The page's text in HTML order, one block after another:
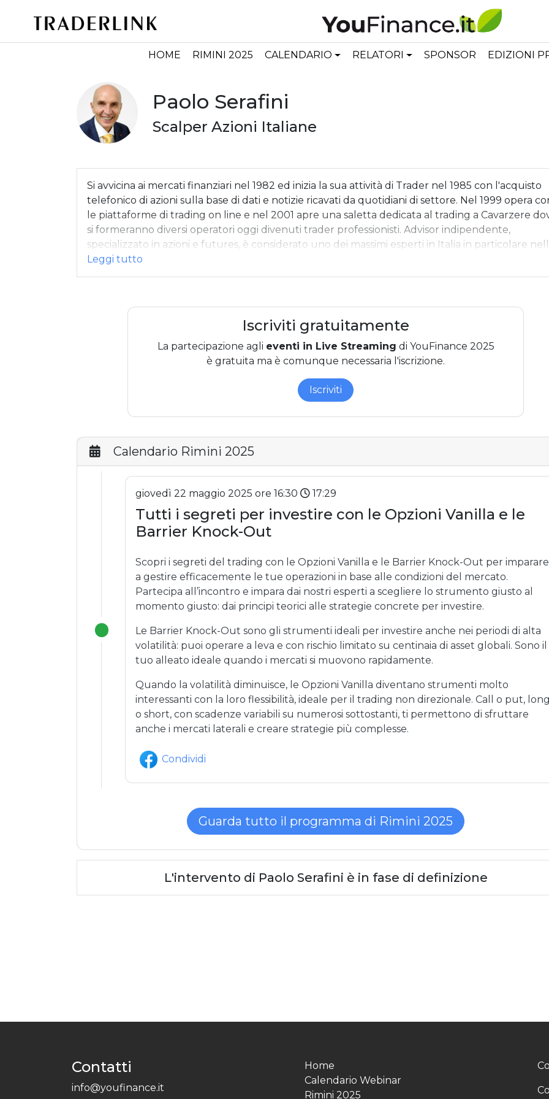
HOME RIMINI 2025 CALENDARIO RELATORI SPONSOR EDIZIONI
Paolo Serafini
Scalper Azioni Italiane
Si avvicina ai mercati finanziari nel 1982 ed inizia la sua attività di Trader nel 1985 con l'acquisto
telefonico di azioni sulla base di dati e notizie ricavati da quotidiani di settore. Nel 1999 opera
le piattaforme di trading on line e nel 2001 apre una saletta dedicata al trading a Cavarzere
si formeranno diversi operatori oggi divenuti trader professionisti. Advisor indipendente,
specializzato in azioni e futures, è considerato uno dei massimi esperti in Italia in particolare
metodologia “scalping”. Da anni partecipa con successo a diverse competizioni di trading - 1°
classificato Top Trader di Borsa nel 2003. Fondatore del sitowww.topborsa.it. Tra le altre
Iscriviti gratuitamente
La partecipazione agli eventi in Live Streaming di YouFinance 2025
è gratuita ma è comunque necessaria l'iscrizione.
Iscriviti
Calendario Rimini 2025
giovedì 22 maggio 2025 ore 16:30 17:29
Tutti i segreti per investire con le Opzioni Vanilla e le
Barrier Knock-Out
Scopri i segreti del trading con le Opzioni Vanilla e le Barrier Knock-Out per imparare
a gestire efficacemente le tue operazioni in base alle condizioni del mercato.
Partecipa all’incontro e impara dai nostri esperti a scegliere lo strumento giusto al
momento giusto: dai principi teorici alle strategie concrete per investire.
Le Barrier Knock-Out sono gli strumenti ideali per investire anche nei periodi di alta
volatilità: puoi operare a leva e con rischio limitato su centinaia di asset globali. Sono il
tuo alleato ideale quando i mercati si muovono rapidamente.
Quando la volatilità diminuisce, le Opzioni Vanilla diventano strumenti molto
interessanti con la loro flessibilità, ideale per il trading non direzionale. Call o put,
o short, con scadenze variabili su numerosi sottostanti, ti permettono di sfruttare
anche i mercati laterali e creare strategie più complesse.
Condividi
Guarda tutto il programma di Rimini 2025
L'intervento di Paolo Serafini è in fase di definizione
Contatti
info@youfinance.it
Home
Calendario Webinar
Rimini 2025